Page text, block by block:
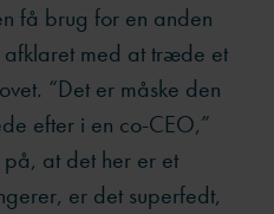
få brug for en anden
med at træde et
“Det er måske den
efter i en co-CEO,”
at det her er et
er det superfedt,